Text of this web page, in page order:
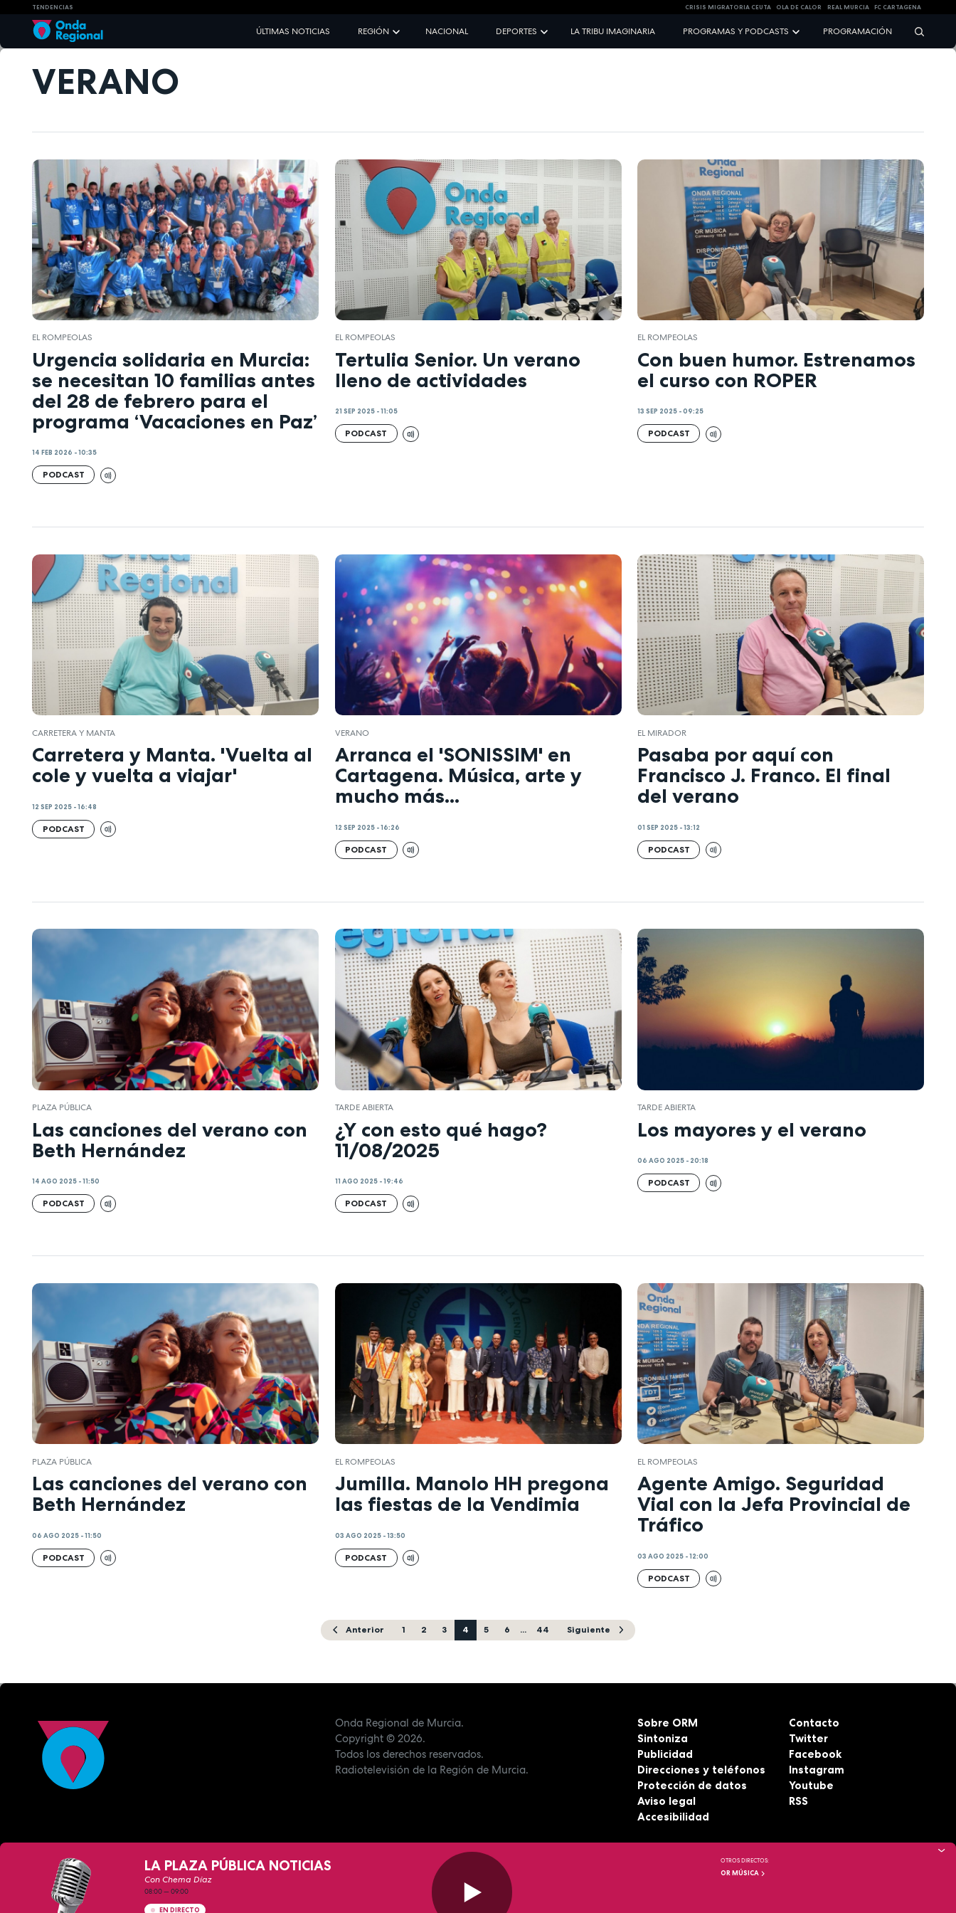
TENDENCIAS CRISIS MIGRATORIA CEUTA OLA DE CALOR REAL MURCIA FC CARTAGENA
ÚLTIMAS NOTICIAS REGIÓN NACIONAL DEPORTES LA TRIBU IMAGINARIA PROGRAMAS Y PODCASTS PROGRAMACIÓN
VERANO
EL ROMPEOLAS
Urgencia solidaria en Murcia:
se necesitan 10 familias antes
del 28 de febrero para el
programa ‘Vacaciones en Paz’
14 FEB 2026 - 10:35
PODCAST
EL ROMPEOLAS
Tertulia Senior. Un verano
lleno de actividades
21 SEP 2025 - 11:05
PODCAST
EL ROMPEOLAS
Con buen humor. Estrenamos
el curso con ROPER
13 SEP 2025 - 09:25
PODCAST
CARRETERA Y MANTA
Carretera y Manta. 'Vuelta al
cole y vuelta a viajar'
12 SEP 2025 - 16:48
PODCAST
VERANO
Arranca el 'SONISSIM' en
Cartagena. Música, arte y
mucho más...
12 SEP 2025 - 16:26
PODCAST
EL MIRADOR
Pasaba por aquí con
Francisco J. Franco. El final
del verano
01 SEP 2025 - 13:12
PODCAST
PLAZA PÚBLICA
Las canciones del verano con
Beth Hernández
14 AGO 2025 - 11:50
PODCAST
TARDE ABIERTA
¿Y con esto qué hago?
11/08/2025
11 AGO 2025 - 19:46
PODCAST
TARDE ABIERTA
Los mayores y el verano
06 AGO 2025 - 20:18
PODCAST
PLAZA PÚBLICA
Las canciones del verano con
Beth Hernández
06 AGO 2025 - 11:50
PODCAST
EL ROMPEOLAS
Jumilla. Manolo HH pregona
las fiestas de la Vendimia
03 AGO 2025 - 13:50
PODCAST
EL ROMPEOLAS
Agente Amigo. Seguridad
Vial con la Jefa Provincial de
Tráfico
03 AGO 2025 - 12:00
PODCAST
Anterior 1 2 3 4 5 6 ... 44 Siguiente
Onda Regional de Murcia.
Copyright© 2026.
Todos los derechos reservados.
Radiotelevisión de la Región de Murcia.
Sobre ORM
Sintoniza
Publicidad
Direcciones y teléfonos
Protección de datos
Aviso legal
Accesibilidad
Contacto
Twitter
Facebook
Instagram
Youtube
RSS
LA PLAZA PÚBLICA NOTICIAS
Con Chema Díaz
08:00—09:00
EN DIRECTO
OTROS DIRECTOS:
OR MÚSICA